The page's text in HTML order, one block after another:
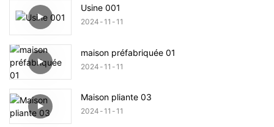
Usine 001
2024 11 11
maison préfabriquée 01
2024 11 11
Maison pliante 03
2024 11 11